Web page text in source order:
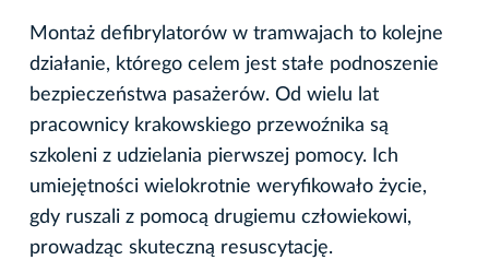
Montaż defibrylatorów w tramwajach to kolejne
działanie, którego celem jest stałe podnoszenie
bezpieczeństwa pasażerów. Od wielu lat
pracownicy krakowskiego przewoźnika są
szkoleni z udzielania pierwszej pomocy. Ich
umiejętności wielokrotnie weryfikowało życie,
gdy ruszali z pomocą drugiemu człowiekowi,
prowadząc skuteczną resuscytację.